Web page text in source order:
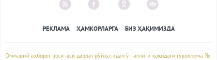
РЕКЛАМА ҲАМКОРЛАРГА БИЗ ҲАҚИМИЗДА
Оммавий ахборот воситаси давлат рўйхатидан ўтганлиги ҳақидаги гувоҳнома №